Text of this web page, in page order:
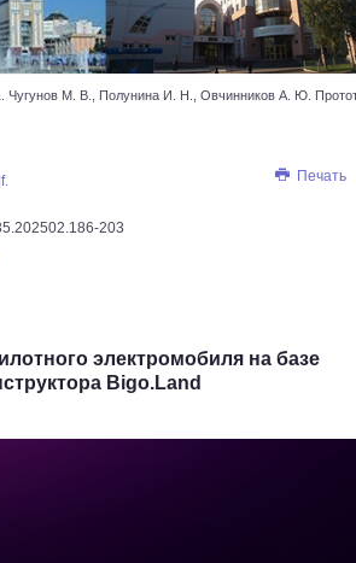
Чугунов М. В., Полунина И. Н., Овчинников А. Ю.
Печать
203
электромобиля на базе
Bigo.Land